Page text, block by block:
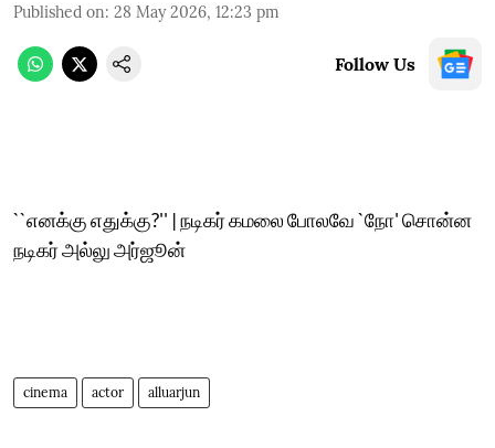
Published on: 28 May 2026, 12:23 pm
Follow Us
``எனக்கு எதுக்கு?'' | நடிகர் கமலை போலவே `நோ' சொன்ன
நடிகர் அல்லு அர்ஜூன்
cinema actor alluarjun